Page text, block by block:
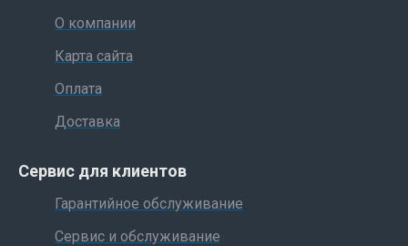
О компании
Карта сайта
Оплата
Доставка
Сервис для клиентов
Гарантийное обслуживание
Сервис и обслуживание